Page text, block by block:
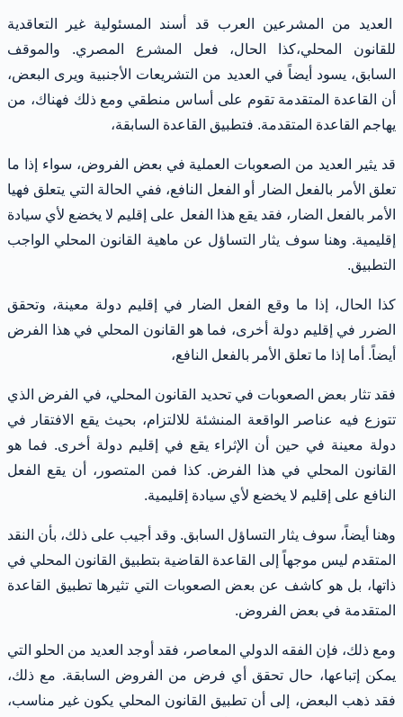
العديد من المشرعين العرب قد أسند المسئولية غير التعاقدية
للقانون المحلي،كذا الحال، فعل المشرع المصري. والموقف
السابق، يسود أيضاً في العديد من التشريعات الأجنبية ويرى البعض،
أن القاعدة المتقدمة تقوم على أساس منطقي ومع ذلك فهناك، من
يهاجم القاعدة المتقدمة. فتطبيق القاعدة السابقة،
قد يثير العديد من الصعوبات العملية في بعض الفروض، سواء إذا ما
تعلق الأمر بالفعل الضار أو الفعل النافع، ففي الحالة التي يتعلق فهيا
الأمر بالفعل الضار، فقد يقع هذا الفعل على إقليم لا يخضع لأي سيادة
إقليمية. وهنا سوف يثار التساؤل عن ماهية القانون المحلي الواجب
التطبيق.
كذا الحال، إذا ما وقع الفعل الضار في إقليم دولة معينة، وتحقق
الضرر في إقليم دولة أخرى، فما هو القانون المحلي في هذا الفرض
أيضاً. أما إذا ما تعلق الأمر بالفعل النافع،
فقد تثار بعض الصعوبات في تحديد القانون المحلي، في الفرض الذي
تتوزع فيه عناصر الواقعة المنشئة للالتزام، بحيث يقع الافتقار في
دولة معينة في حين أن الإثراء يقع في إقليم دولة أخرى. فما هو
القانون المحلي في هذا الفرض. كذا فمن المتصور، أن يقع الفعل
النافع على إقليم لا يخضع لأي سيادة إقليمية.
وهنا أيضاً، سوف يثار التساؤل السابق. وقد أجيب على ذلك، بأن النقد
المتقدم ليس موجهاً إلى القاعدة القاضية بتطبيق القانون المحلي في
ذاتها، بل هو كاشف عن بعض الصعوبات التي تثيرها تطبيق القاعدة
المتقدمة في بعض الفروض.
ومع ذلك، فإن الفقه الدولي المعاصر، فقد أوجد العديد من الحلو التي
يمكن إتباعها، حال تحقق أي فرض من الفروض السابقة. مع ذلك،
فقد ذهب البعض، إلى أن تطبيق القانون المحلي يكون غير مناسب،